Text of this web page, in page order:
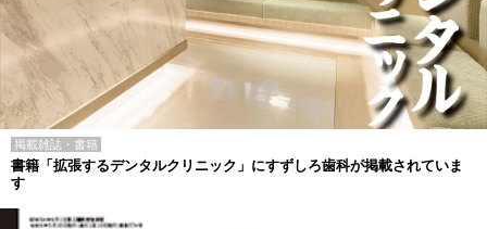
掲載雑誌・書籍
書籍「拡張するデンタルクリニック」にすずしろ歯科が掲載されていま
す